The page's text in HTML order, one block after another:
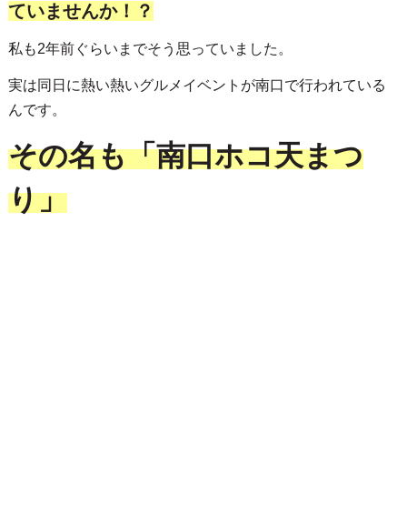
ていませんか！？
私も2年前ぐらいまでそう思っていました。
実は同日に熱い熱いグルメイベントが南口で行われている
んです。
その名も「南口ホコ天まつ
り」